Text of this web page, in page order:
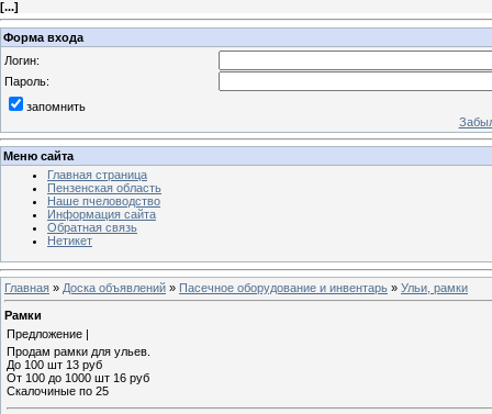
[...]
Форма входа
Логин:
Пароль:
запомнить
Меню сайта
Главная страница
Пензенская область
Наше пчеловодство
Информация сайта
Обратная связь
Нетикет
Главная » Доска объявлений » Пасечное оборудование и инвентарь » Ульи, рамки
Рамки
Предложение |
Продам рамки для ульев.
До 100 шт 13 руб
От 100 до 1000 шт 16 руб
Скалочиные по 25